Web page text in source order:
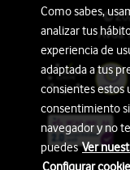
©
Como sabes,
analizar tus
experiencia de
adaptada a tus
consientes estos
consentimiento
navegador y no
puedesVer
Configurar